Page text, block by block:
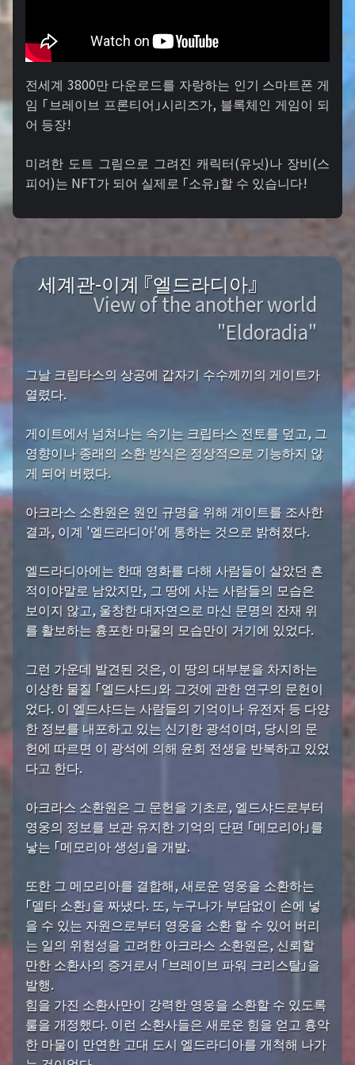
전세계 3800만 다운로드를 자랑하는 인기 스마트폰 게
임 「브레이브 프론티어」시리즈가, 블록체인 게임이 되
어 등장!
미려한 도트 그림으로 그려진 캐릭터(유닛)나 장비(스
피어)는 NFT가 되어 실제로 「소유」할 수 있습니다!
세계관-이계 『엘드라디아』
View of the another world
"Eldoradia"
그날 크립타스의 상공에 갑자기 수수께끼의 게이트가
열렸다.
게이트에서 넘쳐나는 속기는 크립타스 전토를 덮고, 그
영향이나 종래의 소환 방식은 정상적으로 기능하지 않
게 되어 버렸다.
아크라스 소환원은 원인 규명을 위해 게이트를 조사한
결과, 이계 '엘드라디아'에 통하는 것으로 밝혀졌다.
엘드라디아에는 한때 영화를 다해 사람들이 살았던 흔
적이야말로 남았지만, 그 땅에 사는 사람들의 모습은
보이지 않고, 울창한 대자연으로 마신 문명의 잔재 위
를 활보하는 흉포한 마물의 모습만이 거기에 있었다.
그런 가운데 발견된 것은, 이 땅의 대부분을 차지하는
이상한 물질 「엘드샤드」와 그것에 관한 연구의 문헌이
었다. 이 엘드샤드는 사람들의 기억이나 유전자 등 다양
한 정보를 내포하고 있는 신기한 광석이며, 당시의 문
헌에 따르면 이 광석에 의해 윤회 전생을 반복하고 있었
다고 한다.
아크라스 소환원은 그 문헌을 기초로, 엘드샤드로부터
영웅의 정보를 보관 유지한 기억의 단편 「메모리아」를
낳는 「메모리아 생성」을 개발.
또한 그 메모리아를 결합해, 새로운 영웅을 소환하는
「델타 소환」을 짜냈다. 또, 누구나가 부담없이 손에 넣
을 수 있는 자원으로부터 영웅을 소환 할 수 있어 버리
는 일의 위험성을 고려한 아크라스 소환원은, 신뢰할
만한 소환사의 증거로서 「브레이브 파워 크리스탈」을
발행.
힘을 가진 소환사만이 강력한 영웅을 소환할 수 있도록
룰을 개정했다. 이런 소환사들은 새로운 힘을 얻고 흉악
한 마물이 만연한 고대 도시 엘드라디아를 개척해 나가